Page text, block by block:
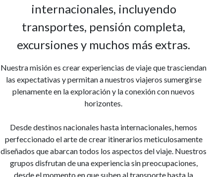
internacionales, incluyendo
transportes, pensión completa,
excursiones y muchos más extras.
Nuestra misión es crear experiencias de viaje que trasciendan
las expectativas y permitan a nuestros viajeros sumergirse
plenamente en la exploración y la conexión con nuevos
horizontes.
Desde destinos nacionales hasta internacionales, hemos
perfeccionado el arte de crear itinerarios meticulosamente
diseñados que abarcan todos los aspectos del viaje. Nuestros
grupos disfrutan de una experiencia sin preocupaciones,
desde el momento en que suben al transporte hasta la